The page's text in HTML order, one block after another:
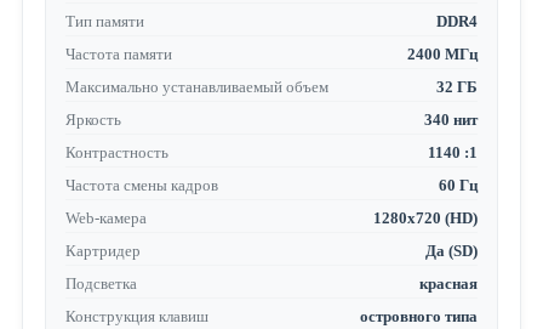
Тип памяти
DDR4
Частота памяти
2400 МГц
Максимально устанавливаемый объем
32 ГБ
Яркость
340 нит
Контрастность
1140 :1
Частота смены кадров
60 Гц
Web-камера
1280x720 (HD)
Картридер
Да (SD)
Подсветка
красная
Конструкция клавиш
островного типа